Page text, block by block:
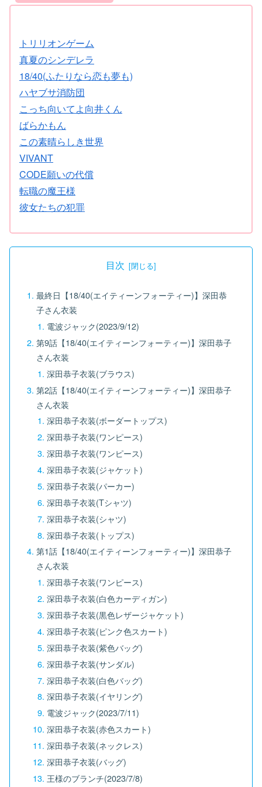
トリリオンゲーム
真夏のシンデレラ
18/40(ふたりなら恋も夢も)
ハヤブサ消防団
こっち向いてよ向井くん
ばらかもん
この素晴らしき世界
VIVANT
CODE願いの代償
転職の魔王様
彼女たちの犯罪
目次
最終日【18/40(エイティーンフォーティー)】深田恭
子さん衣装
電波ジャック(2023/9/12)
第9話【18/40(エイティーンフォーティー)】深田恭子
さん衣装
深田恭子衣装(ブラウス)
第2話【18/40(エイティーンフォーティー)】深田恭子
さん衣装
深田恭子衣装(ボーダートップス)
深田恭子衣装(ワンピース)
深田恭子衣装(ワンピース)
深田恭子衣装(ジャケット)
深田恭子衣装(パーカー)
深田恭子衣装(Tシャツ)
深田恭子衣装(シャツ)
深田恭子衣装(トップス)
第1話【18/40(エイティーンフォーティー)】深田恭子
さん衣装
深田恭子衣装(ワンピース)
深田恭子衣装(白色カーディガン)
深田恭子衣装(黒色レザージャケット)
深田恭子衣装(ピンク色スカート)
深田恭子衣装(紫色バッグ)
深田恭子衣装(サンダル)
深田恭子衣装(白色バッグ)
深田恭子衣装(イヤリング)
電波ジャック(2023/7/11)
深田恭子衣装(赤色スカート)
深田恭子衣装(ネックレス)
深田恭子衣装(バッグ)
王様のブランチ(2023/7/8)